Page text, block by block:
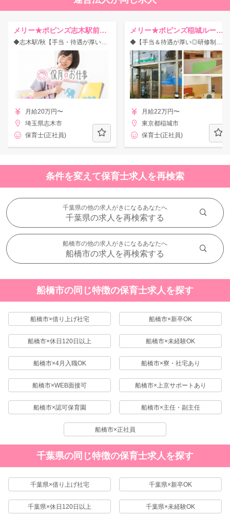
メリー★ポピンズ志木駅前ルーム
◆志木駅/秋【手当・待遇が厚い◎】26ヶ所の認可保育園に加えグループ法人で計73園を運営！研修制度充実♪年休125日☆
月給20万円〜
埼玉県志木市
保育士(正社員)
メリー★ポピンズ稲城ルーム（本園）
◆【手当＆待遇が厚い◎研修制度充実♪】30ヶ所以上の認可保育園に加えグループ法人で多数運営！年休125日☆
月給22万円〜
東京都稲城市
保育士(正社員)
条件を変えて保育士求人を再検索
千葉県の他の求人がきになるあなたへ
千葉県の求人を再検索する
船橋市の他の求人がきになるあなたへ
船橋市の求人を再検索する
船橋市の同じ特徴の保育士求人を探す
船橋市×借り上げ社宅 船橋市×新卒OK
船橋市×休日120日以上 船橋市×未経験OK
船橋市×4月入職OK 船橋市×寮・社宅あり
船橋市×WEB面接可 船橋市×上京サポートあり
船橋市×認可保育園 船橋市×主任・副主任
船橋市×正社員
千葉県の同じ特徴の保育士求人を探す
千葉県×借り上げ社宅 千葉県×新卒OK
千葉県×休日120日以上 千葉県×未経験OK